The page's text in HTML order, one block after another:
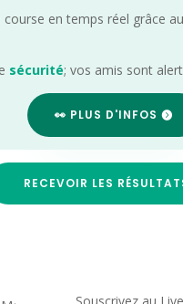
en temps réel grâce au
sécurité; vos amis sont
👀 PLUS D'INFOS
RECEVOIR LES